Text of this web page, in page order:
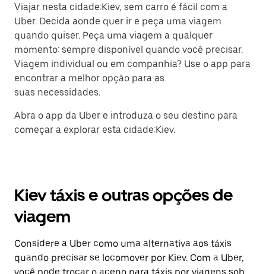
Viajar nesta cidade:Kiev, sem carro é fácil com a
Uber. Decida aonde quer ir e peça uma viagem
quando quiser. Peça uma viagem a qualquer
momento: sempre disponível quando você precisar.
Viagem individual ou em companhia? Use o app para
encontrar a melhor opção para as
suas necessidades.
Abra o app da Uber e introduza o seu destino para
começar a explorar esta cidade:Kiev.
Kiev táxis e outras opções de
viagem
Considere a Uber como uma alternativa aos táxis
quando precisar se locomover por Kiev. Com a Uber,